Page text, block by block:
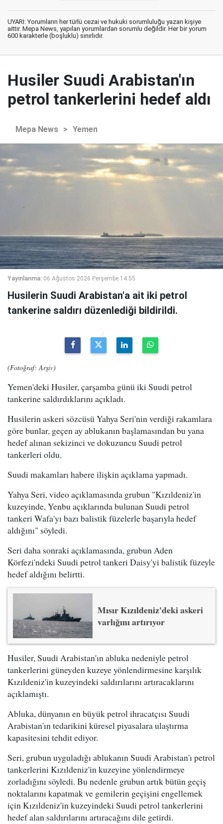
UYARI: Yorumların her türlü cezai ve hukuki sorumluluğu yazan kişiye
aittir. Mepa News, yapılan yorumlardan sorumlu değildir. Her bir yorum
600 karakterle (boşluklu) sınırlıdır.
Husiler Suudi Arabistan'ın
petrol tankerlerini hedef aldı
Mepa News > Yemen
Yayınlanma: 06 Ağustos 2026 Perşembe 14:55
Husilerin Suudi Arabistan'a ait iki petrol
tankerine saldırı düzenlediği bildirildi.
(Fotoğraf: Arşiv)
Yemen'deki Husiler, çarşamba günü iki Suudi petrol
tankerine saldırdıklarını açıkladı.
Husilerin askeri sözcüsü Yahya Seri'nin verdiği rakamlara
göre bunlar, geçen ay ablukanın başlamasından bu yana
hedef alınan sekizinci ve dokuzuncu Suudi petrol
tankerleri oldu.
Suudi makamları habere ilişkin açıklama yapmadı.
Yahya Seri, video açıklamasında grubun "Kızıldeniz'in
kuzeyinde, Yenbu açıklarında bulunan Suudi petrol
tankeri Wafa'yı bazı balistik füzelerle başarıyla hedef
aldığını" söyledi.
Seri daha sonraki açıklamasında, grubun Aden
Körfezi'ndeki Suudi petrol tankeri Daisy'yi balistik füzeyle
hedef aldığını belirtti.
Mısır Kızıldeniz'deki askeri
varlığını artırıyor
Husiler, Suudi Arabistan'ın abluka nedeniyle petrol
tankerlerini güneyden kuzeye yönlendirmesine karşılık
Kızıldeniz'in kuzeyindeki saldırılarını artıracaklarını
açıklamıştı.
Abluka, dünyanın en büyük petrol ihracatçısı Suudi
Arabistan'ın tedarikini küresel piyasalara ulaştırma
kapasitesini tehdit ediyor.
Seri, grubun uyguladığı ablukanın Suudi Arabistan'ı petrol
tankerlerini Kızıldeniz'in kuzeyine yönlendirmeye
zorladığını söyledi. Bu nedenle grubun artık bütün geçiş
noktalarını kapatmak ve gemilerin geçişini engellemek
için Kızıldeniz'in kuzeyindeki Suudi petrol tankerlerini
hedef alan saldırılarını artıracağını dile getirdi.